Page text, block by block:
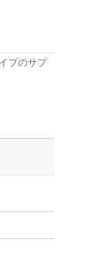
プのサプ